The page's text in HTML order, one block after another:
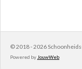
© 2018 - 2026
Powered by JouwWeb